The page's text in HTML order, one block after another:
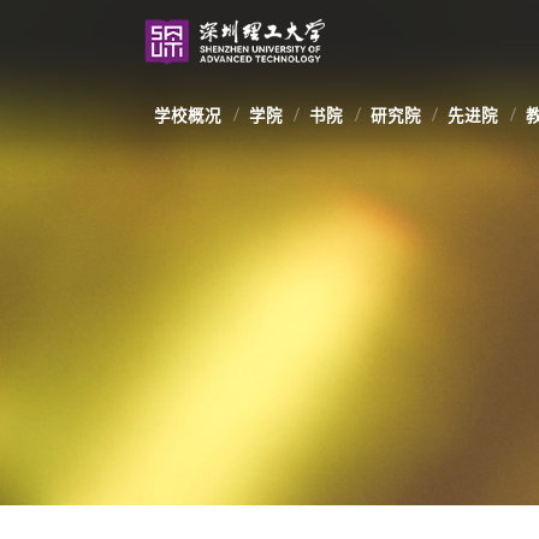
学校概况 学院 书院 研究院 先进院